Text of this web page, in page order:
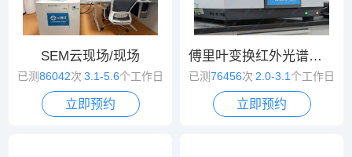
SEM云现场/现场
已测86042次 3.1-5.6个工作日
立即预约
傅里叶变换红外光谱（FT-IR）
已测76456次 2.0-3.1个工作日
立即预约